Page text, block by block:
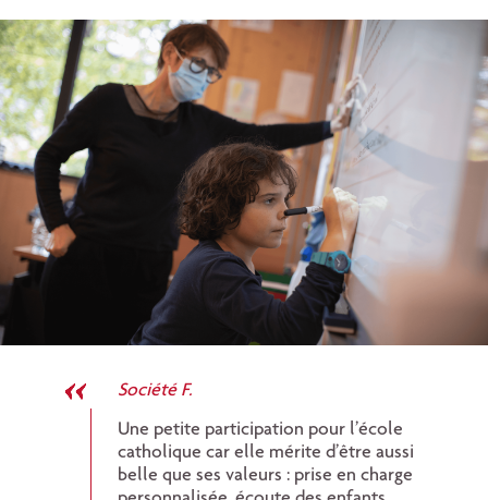
Une petite participation pour l’école
catholique car elle mérite d’être aussi
belle que ses valeurs : prise en charge
Société F.